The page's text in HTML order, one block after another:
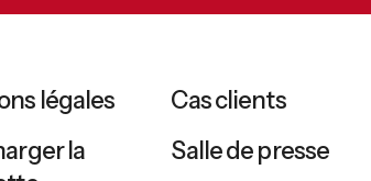
légales
la
Cas clients
Salle de presse